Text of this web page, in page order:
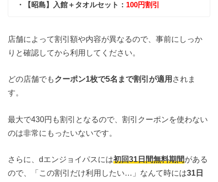
・【昭島】入館＋タオルセット： 100円割引
店舗によって割引額や内容が異なるので、事前にしっか
りと確認してから利用してください。
どの店舗でもクーポン1枚で5名まで割引が適用 されま
す。
最大で430円も割引となるので、割引クーポンを使わない
のは非常にもったいないです。
さらに、dエンジョイパスには初回31日間無料期間がある
ので、「この割引だけ利用したい…」なんて時には31日